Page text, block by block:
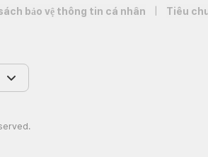
bảo vệ thông tin cá nhân Tiêu